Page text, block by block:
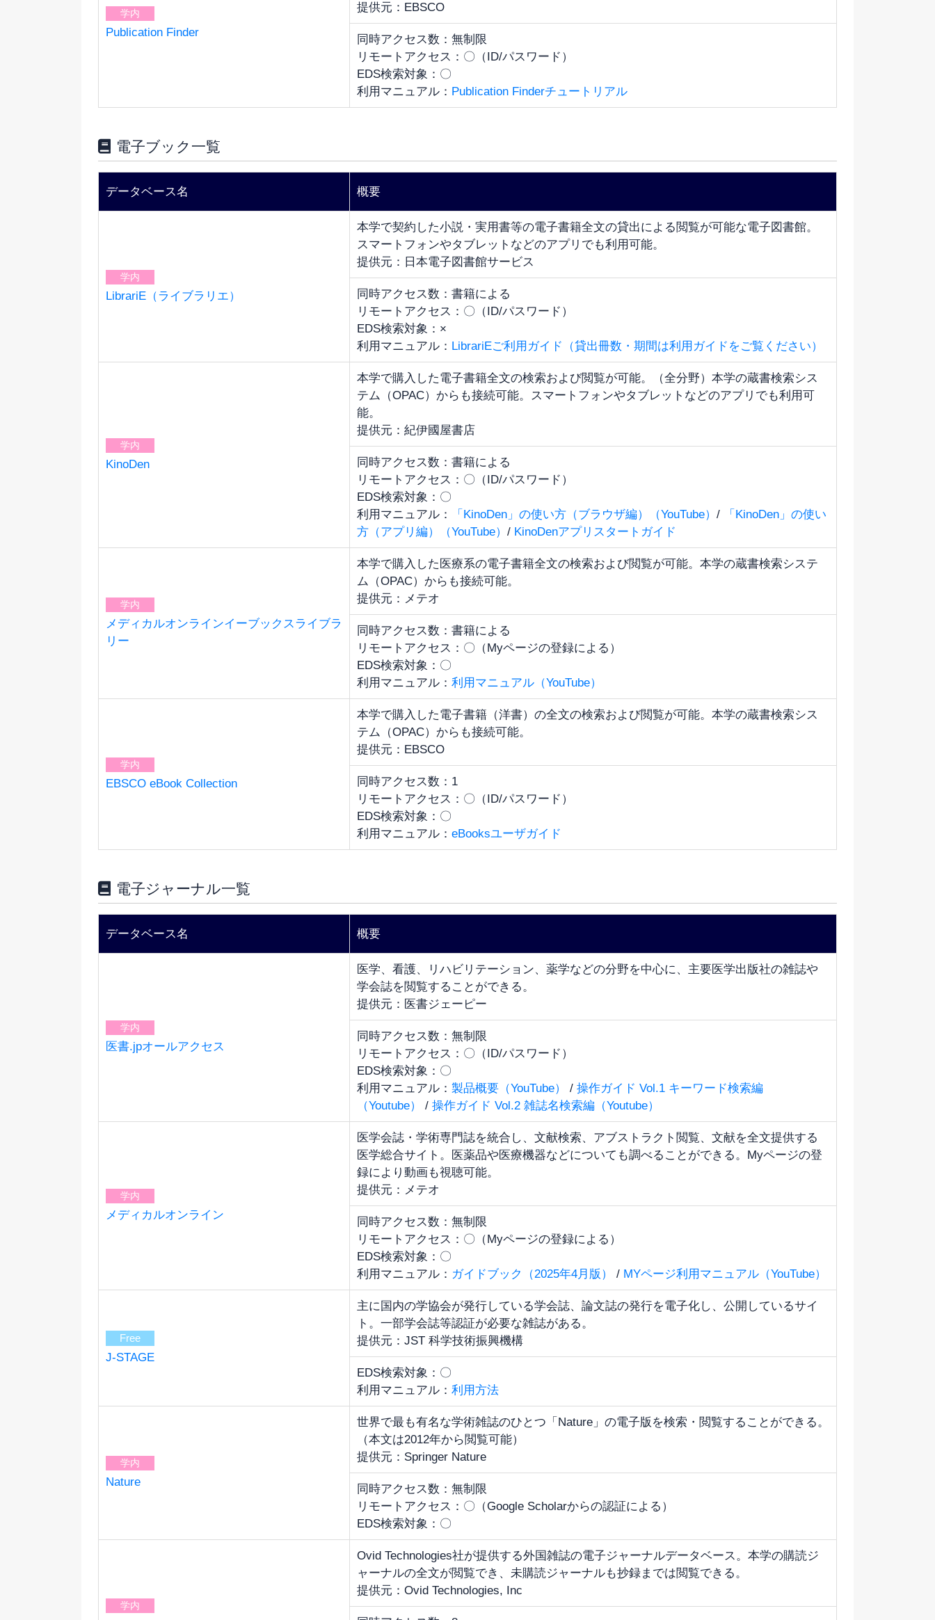
学内
Publication Finder
提供元：EBSCO
同時アクセス数：無制限
リモートアクセス：〇（ID/パスワード）
EDS検索対象：〇
利用マニュアル： Publication Finderチュートリアル
電子ブック一覧
データベース名 概要
学内
LibrariE（ライブラリエ）
本学で契約した小説・実用書等の電子書籍全文の貸出による閲覧が可能な電子図書館。
スマートフォンやタブレットなどのアプリでも利用可能。
提供元：日本電子図書館サービス
同時アクセス数：書籍による
リモートアクセス：〇（ID/パスワード）
EDS検索対象：×
利用マニュアル： LibrariEご利用ガイド（貸出冊数・期間は利用ガイドをご覧ください）
学内
KinoDen
本学で購入した電子書籍全文の検索および閲覧が可能。（全分野）本学の蔵書検索シス
テム（OPAC）からも接続可能。スマートフォンやタブレットなどのアプリでも利用可
能。
提供元：紀伊國屋書店
同時アクセス数：書籍による
リモートアクセス：〇（ID/パスワード）
EDS検索対象：〇
利用マニュアル：
「KinoDen」の使い方（ブラウザ編）（YouTube） /
「KinoDen」の使い
方（アプリ編）（YouTube） / KinoDenアプリスタートガイド
学内
メディカルオンラインイーブックスライブラ
リー
本学で購入した医療系の電子書籍全文の検索および閲覧が可能。本学の蔵書検索システ
ム（OPAC）からも接続可能。
提供元：メテオ
同時アクセス数：書籍による
リモートアクセス：〇（Myページの登録による）
EDS検索対象：〇
利用マニュアル： 利用マニュアル（YouTube）
学内
EBSCO eBook Collection
本学で購入した電子書籍（洋書）の全文の検索および閲覧が可能。本学の蔵書検索シス
テム（OPAC）からも接続可能。
提供元：EBSCO
同時アクセス数：1
リモートアクセス：〇（ID/パスワード）
EDS検索対象：〇
利用マニュアル： eBooksユーザガイド
電子ジャーナル一覧
データベース名 概要
学内
医書.jpオールアクセス
医学、看護、リハビリテーション、薬学などの分野を中心に、主要医学出版社の雑誌や
学会誌を閲覧することができる。
提供元：医書ジェーピー
同時アクセス数：無制限
リモートアクセス：〇（ID/パスワード）
EDS検索対象：〇
利用マニュアル： 製品概要（YouTube） / 操作ガイド Vol.1 キーワード検索編
（Youtube）
/ 操作ガイド Vol.2 雑誌名検索編（Youtube）
学内
メディカルオンライン
医学会誌・学術専門誌を統合し、文献検索、アブストラクト閲覧、文献を全文提供する
医学総合サイト。医薬品や医療機器などについても調べることができる。Myページの登
録により動画も視聴可能。
提供元：メテオ
同時アクセス数：無制限
リモートアクセス：〇（Myページの登録による）
EDS検索対象：〇
利用マニュアル： ガイドブック（2025年4月版） / MYページ利用マニュアル（YouTube）
Free
J-STAGE
主に国内の学協会が発行している学会誌、論文誌の発行を電子化し、公開しているサイ
ト。一部学会誌等認証が必要な雑誌がある。
提供元：JST 科学技術振興機構
EDS検索対象：〇
利用マニュアル： 利用方法
学内
Nature
世界で最も有名な学術雑誌のひとつ「Nature」の電子版を検索・閲覧することができる。
（本文は2012年から閲覧可能）
提供元：Springer Nature
同時アクセス数：無制限
リモートアクセス：〇（Google Scholarからの認証による）
EDS検索対象：〇
学内
Ovid Technologies社が提供する外国雑誌の電子ジャーナルデータベース。本学の購読ジ
ャーナルの全文が閲覧でき、未購読ジャーナルも抄録までは閲覧できる。
提供元：Ovid Technologies, Inc